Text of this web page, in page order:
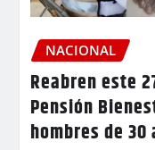
NACIONAL
Reabren este
Pensión
hombres de 30